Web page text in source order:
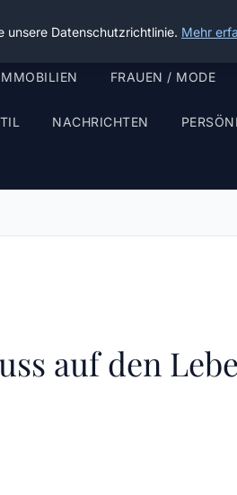
FRAUEN / MODE
NACHRICHTEN
auf den
unsere Datenschutzrichtlinie. Mehr